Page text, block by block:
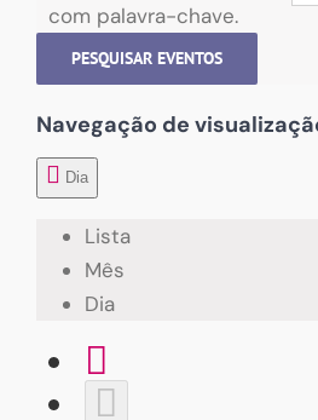
com palavra-chave.
PESQUISAR EVENTOS
Navegação de
Dia
Lista
Mês
Dia